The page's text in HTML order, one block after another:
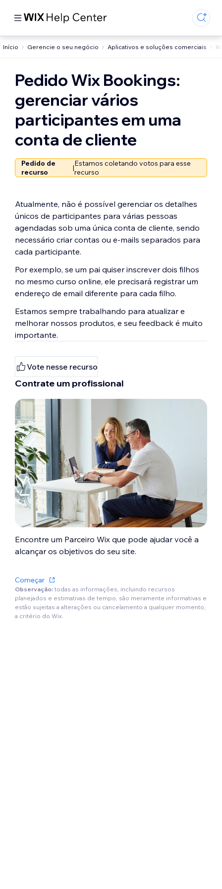
Início Gerencie o seu negócio Aplicativos e soluções comerciais
Pedido Wix Bookings:
gerenciar vários
participantes em uma
conta de cliente
Pedido de
recurso
|Estamos coletando votos para esse
recurso
Atualmente, não é possível gerenciar os detalhes
únicos de participantes para várias pessoas
agendadas sob uma única conta de cliente, sendo
necessário criar contas ou e-mails separados para
cada participante.
Por exemplo, se um pai quiser inscrever dois filhos
no mesmo curso online, ele precisará registrar um
endereço de email diferente para cada filho.
Estamos sempre trabalhando para atualizar e
melhorar nossos produtos, e seu feedback é muito
importante.
Vote nesse recurso
Contrate um profissional
Encontre um Parceiro Wix que pode ajudar você a
alcançar os objetivos do seu site.
Começar
Observação: todas as informações, incluindo recursos
planejados e estimativas de tempo, são meramente informativas e
estão sujeitas a alterações ou cancelamento a qualquer momento,
a critério do Wix.